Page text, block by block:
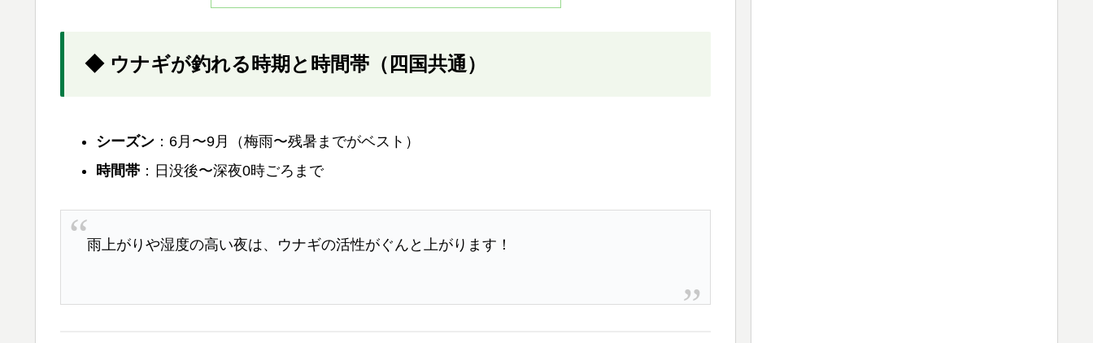
◆ ウナギが釣れる時期と時間帯（四国共通）
シーズン：6月〜9月（梅雨〜残暑までがベスト）
時間帯：日没後〜深夜0時ごろまで
雨上がりや湿度の高い夜は、ウナギの活性がぐんと上がります！